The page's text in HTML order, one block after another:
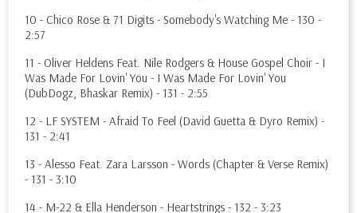
10 - Chico Rose & 71 Digits - Somebody's Watching Me - 130 -
2:57
11 - Oliver Heldens Feat. Nile Rodgers & House Gospel Choir - I
Was Made For Lovin' You - I Was Made For Lovin' You
(DubDogz, Bhaskar Remix) - 131 - 2:55
12 - LF SYSTEM - Afraid To Feel (David Guetta & Dyro Remix) -
131 - 2:41
13 - Alesso Feat. Zara Larsson - Words (Chapter & Verse Remix)
- 131 - 3:10
14 - M-22 & Ella Henderson - Heartstrings - 132 - 3:23